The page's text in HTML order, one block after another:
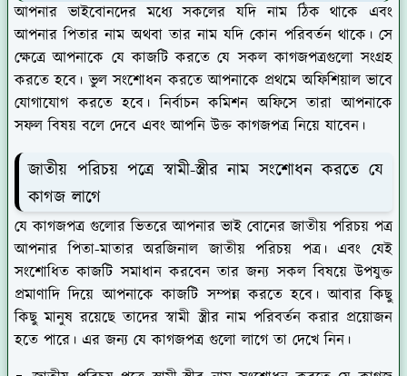
আপনার ভাইবোনদের মধ্যে সকলের যদি নাম ঠিক থাকে এবং
আপনার পিতার নাম অথবা তার নাম যদি কোন পরিবর্তন থাকে। সে
ক্ষেত্রে আপনাকে যে কাজটি করতে যে সকল কাগজপত্রগুলো সংগ্রহ
করতে হবে। ভুল সংশোধন করতে আপনাকে প্রথমে অফিশিয়াল ভাবে
যোগাযোগ করতে হবে। নির্বাচন কমিশন অফিসে তারা আপনাকে
সফল বিষয় বলে দেবে এবং আপনি উক্ত কাগজপত্র নিয়ে যাবেন।
জাতীয় পরিচয় পত্রে স্বামী-স্ত্রীর নাম সংশোধন করতে যে
কাগজ লাগে
যে কাগজপত্র গুলোর ভিতরে আপনার ভাই বোনের জাতীয় পরিচয় পত্র
আপনার পিতা-মাতার অরজিনাল জাতীয় পরিচয় পত্র। এবং যেই
সংশোধিত কাজটি সমাধান করবেন তার জন্য সকল বিষয়ে উপযুক্ত
প্রমাণাদি দিয়ে আপনাকে কাজটি সম্পন্ন করতে হবে। আবার কিছু
কিছু মানুষ রয়েছে তাদের স্বামী স্ত্রীর নাম পরিবর্তন করার প্রয়োজন
হতে পারে। এর জন্য যে কাগজপত্র গুলো লাগে তা দেখে নিন।